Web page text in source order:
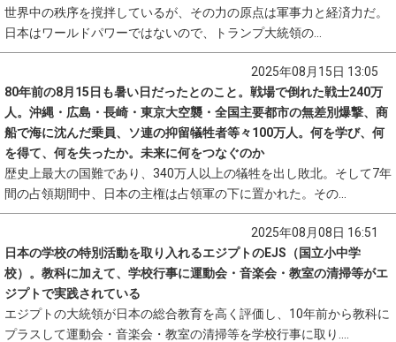
世界中の秩序を撹拌しているが、その力の原点は軍事力と経済力だ。
日本はワールドパワーではないので、トランプ大統領の...
2025年08月15日 13:05
80年前の8月15日も暑い日だったとのこと。戦場で倒れた戦士240万
人。沖縄・広島・長崎・東京大空襲・全国主要都市の無差別爆撃、商
船で海に沈んだ乗員、ソ連の抑留犠牲者等々100万人。何を学び、何
を得て、何を失ったか。未来に何をつなぐのか
歴史上最大の国難であり、340万人以上の犠牲を出し敗北。そして7年
間の占領期間中、日本の主権は占領軍の下に置かれた。その...
2025年08月08日 16:51
日本の学校の特別活動を取り入れるエジプトのEJS（国立小中学
校）。教科に加えて、学校行事に運動会・音楽会・教室の清掃等がエ
ジプトで実践されている
エジプトの大統領が日本の総合教育を高く評価し、10年前から教科に
プラスして運動会・音楽会・教室の清掃等を学校行事に取り....